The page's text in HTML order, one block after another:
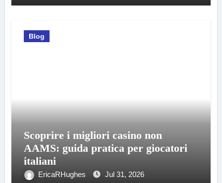
Blog
Scoprire i migliori casino non
AAMS: guida pratica per giocatori
italiani
EricaRHughes Jul 31, 2026